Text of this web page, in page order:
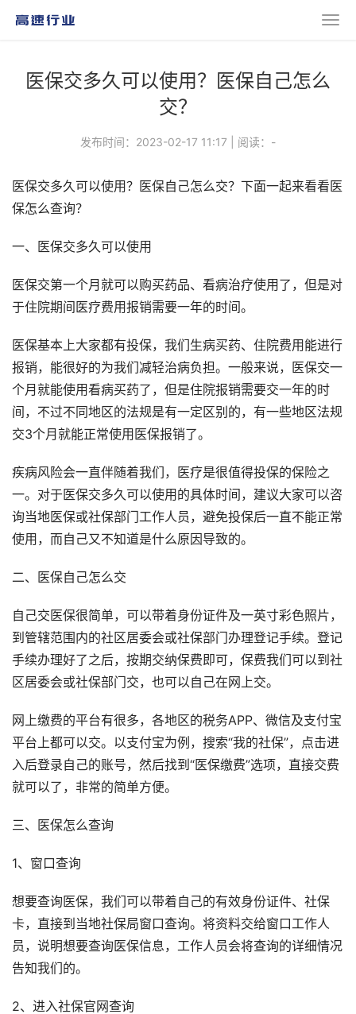
医保交多久可以使用？医保自己怎么
交？
发布时间：2023-02-17 11:17 阅读： -
医保交多久可以使用？医保自己怎么交？下面一起来看看医
保怎么查询？
一、医保交多久可以使用
医保交第一个月就可以购买药品、看病治疗使用了，但是对
于住院期间医疗费用报销需要一年的时间。
医保基本上大家都有投保，我们生病买药、住院费用能进行
报销，能很好的为我们减轻治病负担。一般来说，医保交一
个月就能使用看病买药了，但是住院报销需要交一年的时
间，不过不同地区的法规是有一定区别的，有一些地区法规
交3个月就能正常使用医保报销了。
疾病风险会一直伴随着我们，医疗是很值得投保的保险之
一。对于医保交多久可以使用的具体时间，建议大家可以咨
询当地医保或社保部门工作人员，避免投保后一直不能正常
使用，而自己又不知道是什么原因导致的。
二、医保自己怎么交
自己交医保很简单，可以带着身份证件及一英寸彩色照片，
到管辖范围内的社区居委会或社保部门办理登记手续。登记
手续办理好了之后，按期交纳保费即可，保费我们可以到社
区居委会或社保部门交，也可以自己在网上交。
网上缴费的平台有很多，各地区的税务APP、微信及支付宝
平台上都可以交。以支付宝为例，搜索“我的社保”，点击进
入后登录自己的账号，然后找到“医保缴费”选项，直接交费
就可以了，非常的简单方便。
三、医保怎么查询
1、窗口查询
想要查询医保，我们可以带着自己的有效身份证件、社保
卡，直接到当地社保局窗口查询。将资料交给窗口工作人
员，说明想要查询医保信息，工作人员会将查询的详细情况
告知我们的。
2、进入社保官网查询